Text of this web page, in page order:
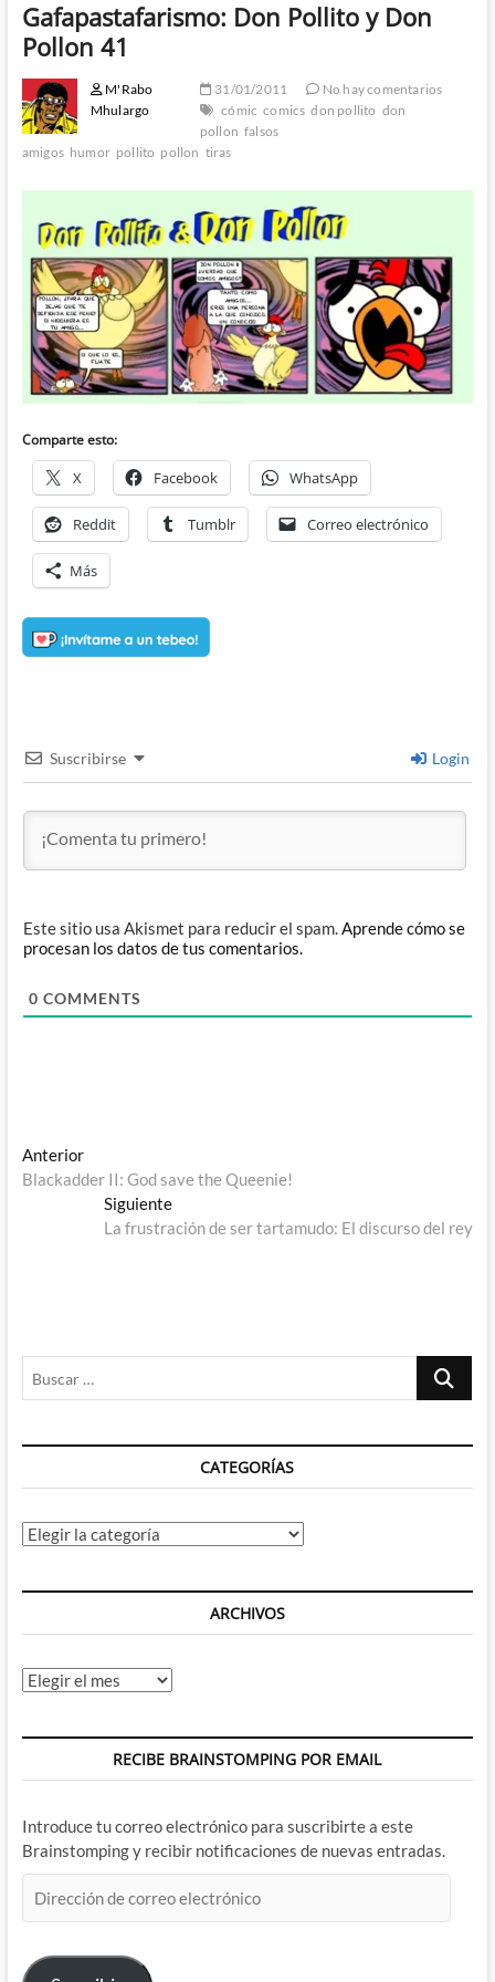
Gafapastafarismo: Don Pollito y Don
Pollon 41
M'Rabo
Mhulargo
31/01/2011
No hay comentarios
cómic comics don pollito don
pollon falsos
amigos humor pollito pollon tiras
Comparte esto:
X Facebook WhatsApp
Reddit Tumblr Correo electrónico
Más
Suscribirse Login
Este sitio usa Akismet para reducir el spam.Aprende cómo se
procesan los datos de tus comentarios.
0 COMMENTS
Navegación
de
entradas
AnteriorEntrada
anterior:
Blackadder II: God save the Queenie!
SiguienteEntrada
siguiente:
La frustración de ser tartamudo: El discurso del rey
Buscar
CATEGORÍAS
Categorías
ARCHIVOS
Archivos
RECIBE BRAINSTOMPING POR EMAIL
Introduce tu correo electrónico para suscribirte a este
Brainstomping y recibir notificaciones de nuevas entradas.
de
electrónico